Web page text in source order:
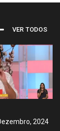
VER TODOS
2024